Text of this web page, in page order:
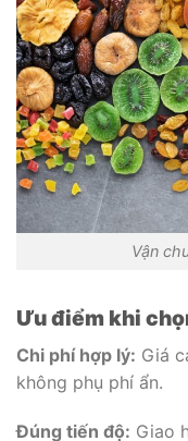
Vận
Ưu điểm khi
Chi phí hợp lý: Giá
không phụ phí ẩn.
Đúng tiến độ: Giao